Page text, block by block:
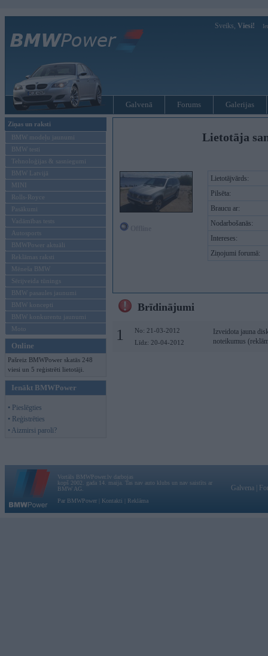
Sveiks, Viesi!
Galvenā Forums Galerijas
Ziņas un raksti
BMW modeļu jaunumi
BMW testi
Tehnoloģijas & sasniegumi
BMW Latvijā
MINI
Rolls-Royce
Pasākumi
Vadāmības tests
Autosports
BMWPower aktuāli
Reklāmas raksti
Mēneša BMW
Sērijveida tūnings
BMW pasaules jaunumi
BMW koncepti
BMW konkurentu jaunumi
Moto
Online
Pašreiz BMWPower skatās 248
viesi un 5 reģistrēti lietotāji.
Ienākt BMWPower
• Pieslēgties
• Reģistrēties
• Aizmirsi paroli?
Lietotāja
Lietotājvārds:
Pilsēta:
Braucu ar:
Nodarbošanās:
Intereses:
Ziņojumi forumā:
Brīdinājumi
1
No: 21-03-2012
Līdz: 20-04-2012
Izveidota jauna
noteikumus
Vortāls BMWPower.lv darbojas
kopš 2002. gada 14. maija. Tas nav auto klubs un nav saistīts ar
BMW AG.
Par BMWPower
Kontakti Reklāma
Galvena